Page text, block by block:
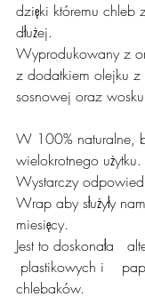
dzięki któremu chleb
dłużej.
Wyprodukowany z
z dodatkiem olejku
sosnowej oraz
W 100% naturalne,
wielokrotnego użytku.
Wystarczy
Wrap aby służyły
miesięcy.
Jest to doskonała
plastikowych i
chlebaków.